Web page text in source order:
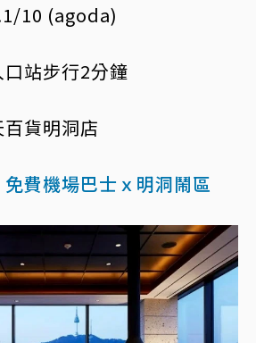
10 (agoda)
口站步行2分鐘
百貨明洞店
費機場巴士ｘ明洞鬧區